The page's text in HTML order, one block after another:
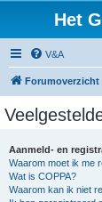
Het
V&A
Forumoverzicht
Aanmeld- en
Waarom moet ik me
Wat is COPPA?
Waarom kan ik niet